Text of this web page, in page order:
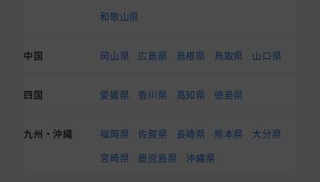
和歌山県
中国 岡山県 広島県 島根県 鳥取県 山口県
四国 愛媛県 香川県 高知県 徳島県
九州・沖縄 福岡県 佐賀県 長崎県 熊本県
大分県
宮崎県
鹿児島県 沖縄県